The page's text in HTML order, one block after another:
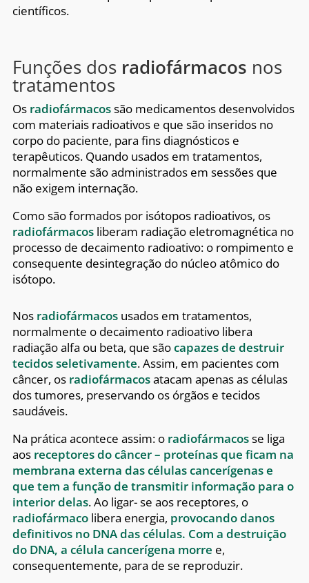
científicos.
Funções dos radiofármacos nos
tratamentos
Os radiofármacossão medicamentos desenvolvidos
com materiais radioativos e que são inseridos no
corpo do paciente, para fins diagnósticos e
terapêuticos. Quando usados em tratamentos,
normalmente são administrados em sessões que
não exigem internação.
Como são formados por isótopos radioativos, os
radiofármacosliberam radiação eletromagnética no
processo de decaimento radioativo: o rompimento e
consequente desintegração do núcleo atômico do
isótopo.
Nos radiofármacosusados em tratamentos,
normalmente o decaimento radioativo libera
radiação alfa ou beta, que sãocapazes de destruir
tecidos seletivamente. Assim, em pacientes com
câncer, os radiofármacosatacam apenas as células
dos tumores, preservando os órgãos e tecidos
saudáveis.
Na prática acontece assim: o radiofármacosse liga
aos receptores do câncer – proteínas que ficam na
membrana externa das células cancerígenas e
que tem a função de transmitir informação para o
interior delas. Ao ligar- se aos receptores, o
radiofármacolibera energia, provocando danos
definitivos no DNA das células. Com a destruição
do DNA, a célula cancerígena morre e,
consequentemente, para de se reproduzir.